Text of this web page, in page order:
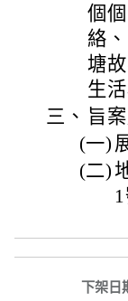
個
絡
塘
生
三、 旨
(一)
(二)
下架日